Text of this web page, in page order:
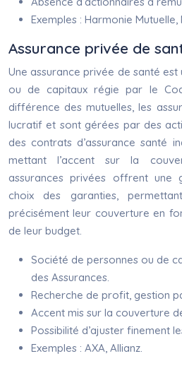
Exemples : Harmonie Mutuelle,
Assurance privée de
Une assurance privée de santé
ou de capitaux régie par le
différence des mutuelles, les
lucratif et sont gérées par des
des contrats d’assurance santé
mettant l’accent sur la
assurances privées offrent une
choix des garanties,
précisément leur couverture en
de leur budget.
Société de personnes ou de
des Assurances.
Recherche de profit, gestion
Accent mis sur la couverture
Possibilité d’ajuster finement
Exemples : AXA, Allianz.